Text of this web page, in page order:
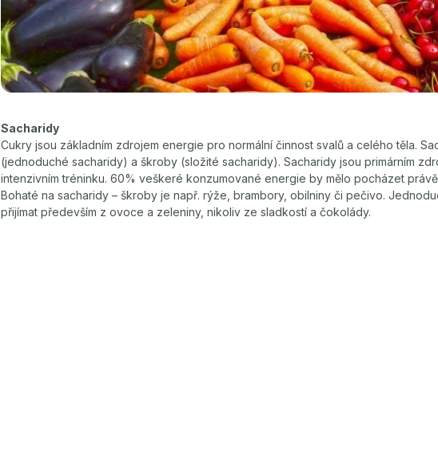
Sacharidy
Cukry jsou základním zdrojem energie pro normální činnost svalů a celého těla.
(jednoduché sacharidy) a škroby (složité sacharidy). Sacharidy jsou primárním
intenzivním tréninku. 60% veškeré konzumované energie by mělo pocházet
Bohaté na sacharidy – škroby je např. rýže, brambory, obilniny či pečivo.
přijímat především z ovoce a zeleniny, nikoliv ze sladkostí a čokolády.